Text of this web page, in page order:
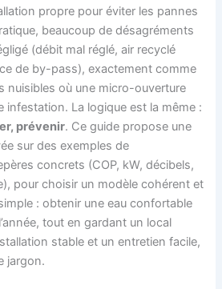
propre pour éviter les pannes
beaucoup de désagréments
(débit mal réglé, air recyclé
de by-pass), exactement comme
nuisibles où une micro-ouverture
infestation. La logique est la même :
prévenir. Ce guide propose une
sur des exemples de
concrets (COP, kW, décibels,
pour choisir un modèle cohérent et
: obtenir une eau confortable
tout en gardant un local
stable et un entretien facile,
jargon.